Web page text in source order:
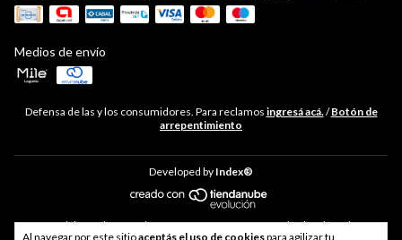
Al navegar por este sitioaceptás el uso de cookiespara agilizar tu
Medios de envío
Defensa de las y los consumidores. Para reclamos ingresá acá./ Botón de
arrepentimiento
Developed by Index®
Copyright Hudson Cocina - 33711468469 - 2026. Todos los derechos